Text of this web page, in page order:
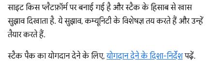
साइट किस प्लैटफ़ॉर्म पर बनाई गई है और स्टैक के हिसाब से खास
सुझाव दिखाता है. ये सुझाव, कम्यूनिटी के विशेषज्ञ तय करते हैं और उन्हें
तैयार करते हैं.
स्टैक पैक का योगदान देने के लिए,योगदान देने के दिशा-निर्देशपढ़ें.